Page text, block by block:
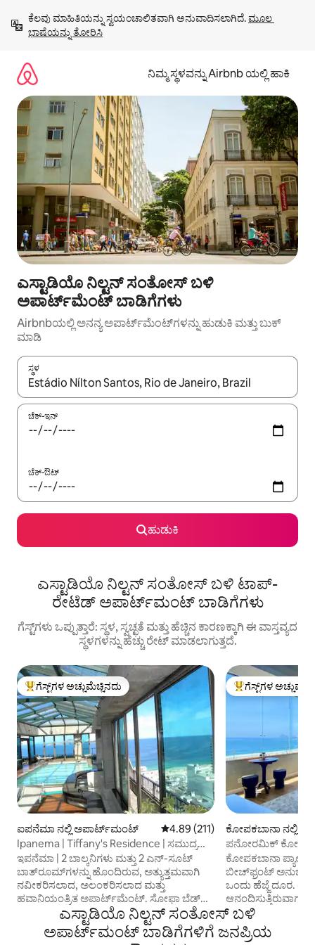
ಹೋಗಿ
ಕೆಲವು ಮಾಹಿತಿಯನ್ನು ಸ್ವಯಂಚಾಲಿತವಾಗಿ ಅನುವಾದಿಸಲಾಗಿದೆ. ಮೂಲ
ಭಾಷೆಯನ್ನು ತೋರಿಸಿ
ನಿಮ್ಮ ಸ್ಥಳವನ್ನು Airbnb ಯಲ್ಲಿ ಹಾಕಿ
ಎಸ್ಟಾಡಿಯೊ ನಿಲ್ಟನ್ ಸಂತೋಸ್ ಬಳಿ
ಅಪಾರ್ಟ್‌ಮೆಂಟ್ ಬಾಡಿಗೆಗಳು
Airbnbಯಲ್ಲಿ ಅನನ್ಯ ಅಪಾರ್ಟ್‌ಮೆಂಟ್‌ಗಳನ್ನು ಹುಡುಕಿ ಮತ್ತು ಬುಕ್
ಮಾಡಿ
ಸ್ಥಳ
ಫಲಿತಾಂಶಗಳು ಲಭ್ಯವಿರುವಾಗ, ಅಪ್ ಮತ್ತು ಡೌನ್ ಬಾಣದ ಕೀಲಿಗಳೊಂದಿಗೆ
ಚೆಕ್-ಇನ್
ಚೆಕ್-ಔಟ್
ಹುಡುಕಿ
ಎಸ್ಟಾಡಿಯೊ ನಿಲ್ಟನ್ ಸಂತೋಸ್ ಬಳಿ ಟಾಪ್-
ರೇಟೆಡ್ ಅಪಾರ್ಟ್‌ಮಂಟ್ ಬಾಡಿಗೆಗಳು
ಗೆಸ್ಟ್‌ಗಳು ಒಪ್ಪುತ್ತಾರೆ: ಸ್ಥಳ, ಸ್ವಚ್ಛತೆ ಮತ್ತು ಹೆಚ್ಚಿನ ಕಾರಣಕ್ಕಾಗಿ ಈ ವಾಸ್ತವ್ಯದ
ಸ್ಥಳಗಳನ್ನು ಹೆಚ್ಚು ರೇಟ್ ಮಾಡಲಾಗುತ್ತದೆ.
ಗೆಸ್ಟ್‌ಗಳಿಗೆ ಅತಿ ಹೆಚ್ಚು ಅಚ್ಚುಮೆಚ್ಚಿನದು
ಗೆಸ್ಟ್‌ಗಳ ಅಚ್ಚುಮೆಚ್ಚಿನದು
ಐಪನೆಮಾ ನಲ್ಲಿ ಅಪಾರ್ಟ್‌ಮಂಟ್ 5 ರಲ್ಲಿ 4.89 ಸರಾಸರಿ ರೇಟಿಂಗ್, 211
4.89 (211)
Ipanema | Tiffany's Residence | ಸಮುದ್ರ
ನೋಟ | 2 ಕ್ವಾರ್ಟೋಸ್
ಇಪನೆಮಾ | 2 ಬಾಲ್ಕನಿಗಳು ಮತ್ತು 2 ಎನ್-ಸೂಟ್
ಬಾತ್‍‍ರೂಮ್‌ಗಳನ್ನು ಹೊಂದಿರುವ, ಅತ್ಯುತ್ತಮವಾಗಿ
ನವೀಕರಿಸಲಾದ, ಅಲಂಕರಿಸಲಾದ ಮತ್ತು
ಹವಾನಿಯಂತ್ರಿತ ಅಪಾರ್ಟ್‌ಮೆಂಟ್. ಸೋಫಾ ಬೆಡ್
ಇರುವ ಲಿವಿಂಗ್ ರೂಮ್, ಸಂಪೂರ್ಣ
ಸೌಕರ್ಯಗಳಿರುವ ಅಡುಗೆಮನೆ, 200 Mbps ವೈ-ಫೈ
ಮತ್ತು ಗಾಜಿನಿಂದ ಸುತ್ತುವರಿದ ಬಾಲ್ಕನಿಗಳು.
ಗೆಸ್ಟ್‌ಗಳಿಗೆ ಅತಿ ಹೆಚ್ಚು
ಗೆಸ್ಟ್‌ಗಳ
ಕೋಪಕಬಾನಾ ನಲ್ಲಿ ಅ
ಪಾರ್ಟ್‌ಮಂಟ್
ಪನೋರಮಿಕ್
ವ್ಯಕ್ತಿಗಳ ಟಬ್
ಕೋಪಕಬಾನಾ
ಬೀಚ್‌ಫ್ರಂಟ್ ಅನುಭವ.
ಒಂದು ಹೆಜ್ಜೆ ದೂರ.
ಆನಂದಿಸುತ್ತಿರುವಾಗ
ಸೂರ್ಯೋದಯದ
ವಿಶ್ರಾಂತಿಗಾಗಿ: ತಲೆ/
ಕಂಟ್ರೋಲ್
ಎಸ್ಟಾಡಿಯೊ ನಿಲ್ಟನ್ ಸಂತೋಸ್ ಬಳಿ
ಅಪಾರ್ಟ್‌ಮಂಟ್ ಬಾಡಿಗೆಗಳಿಗೆ ಜನಪ್ರಿಯ